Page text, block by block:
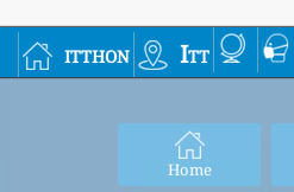
itthon Itt
Home